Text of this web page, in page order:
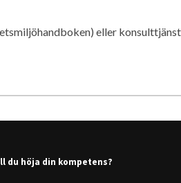
eller
du höja din kompetens?